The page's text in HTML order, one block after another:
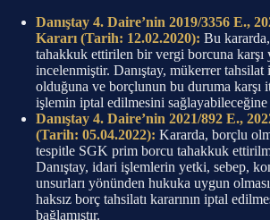
Danıştay 4. Daire’nin 2019/3356 E.,
Kararı (Tarih: 12.02.2020): Bu
tahakkuk ettirilen bir vergi borcuna karşı
incelenmiştir. Danıştay, mükerrer tahsilat
olduğuna ve borçlunun bu duruma karşı
işlemin iptal edilmesini
Danıştay 4. Daire’nin 2021/892 E.,
(Tarih: 05.04.2022): Kararda, borçlu
tespitle SGK prim borcu tahakkuk
Danıştay, idari işlemlerin yetki, sebep,
unsurları yönünden hukuka uygun
haksız borç tahsilatı kararının iptal
bağlamıştır.